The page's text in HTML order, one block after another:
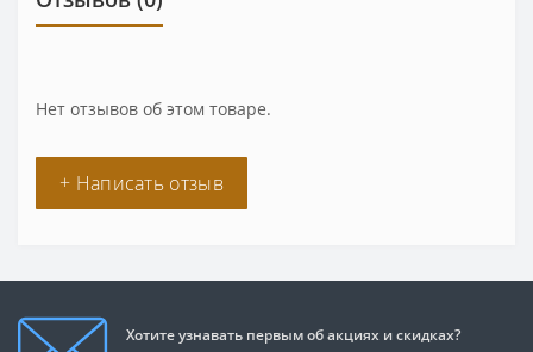
Нет отзывов об этом товаре.
+ Написать отзыв
Хотите узнавать первым об акциях и скидках?